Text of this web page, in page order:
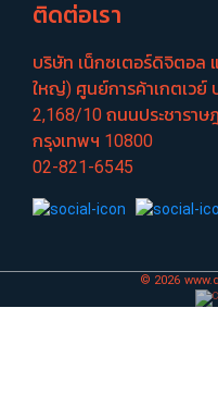
ติดต่อเรา
บริษัท เน็กซเตอร์​ดิจิตอล
ใหญ่) ศูนย์​การค้าเกตเวย์​
2,168/10 ถนนประชา​ราษ
กรุงเทพฯ 10800
02-821-6545
© 2026